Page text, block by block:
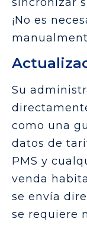
¡No es
Su
como una
datos de
PMS y
venda
se envía
se requiere